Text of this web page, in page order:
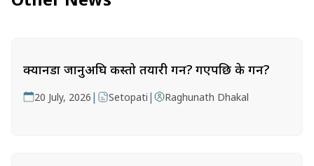
क्यानडा जानुअघि कस्तो तयारी गर्ने? गएपछि के गर्ने?
20 July, 2026 | Setopati | Raghunath Dhakal